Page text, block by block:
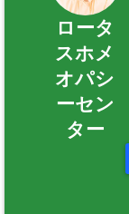
ロータ
スホメ
オパシ
ーセン
ター